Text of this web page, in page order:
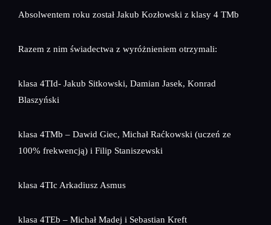
Absolwentem roku został Jakub Kozłowski z klasy 4 TMb
Razem z nim świadectwa z wyróżnieniem otrzymali:
klasa 4TId- Jakub Sitkowski, Damian Jasek, Konrad
Blaszyński
klasa 4TMb – Dawid Giec, Michał Raćkowski (uczeń ze
100% frekwencją) i Filip Staniszewski
klasa 4TIc Arkadiusz Asmus
klasa 4TEb – Michał Madej i Sebastian Kreft